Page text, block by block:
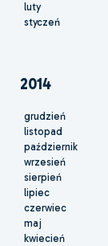
luty
styczeń
2014
grudzień
listopad
październik
wrzesień
sierpień
lipiec
czerwiec
maj
kwiecień